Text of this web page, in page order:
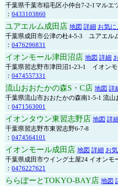
千葉県千葉市稲毛区小仲台7-2-1マルエ
： 0433103860
ユアエルム成田店 地図 詳細 お気
千葉県成田市公津の杜4-5-3 ユアエル
： 0476296831
イオンモール津田沼店 地図 詳細
千葉県習志野市津田沼1-23-1 イオン
： 0474557331
流山おおたかの森S・C店 地図 詳
千葉県流山市おおたかの森南1-5-1 流山
： 0471563001
イオンタウン東習志野店 地図 詳
千葉県習志野市東習志野6-7-8
： 0474564101
イオンモール成田店 地図 詳細 お
千葉県成田市ウイング土屋24 イオンモ
： 0476227621
ららぽーとTOKYO-BAY店 地図